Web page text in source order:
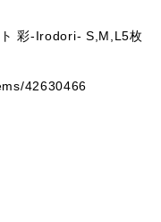
彩-Irodori- S,M,L5枚
42630466